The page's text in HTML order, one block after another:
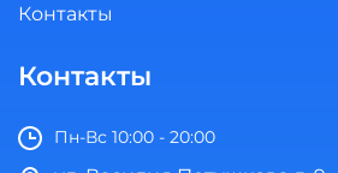
Контакты
Контакты
Пн-Вс 10:00 - 20:00